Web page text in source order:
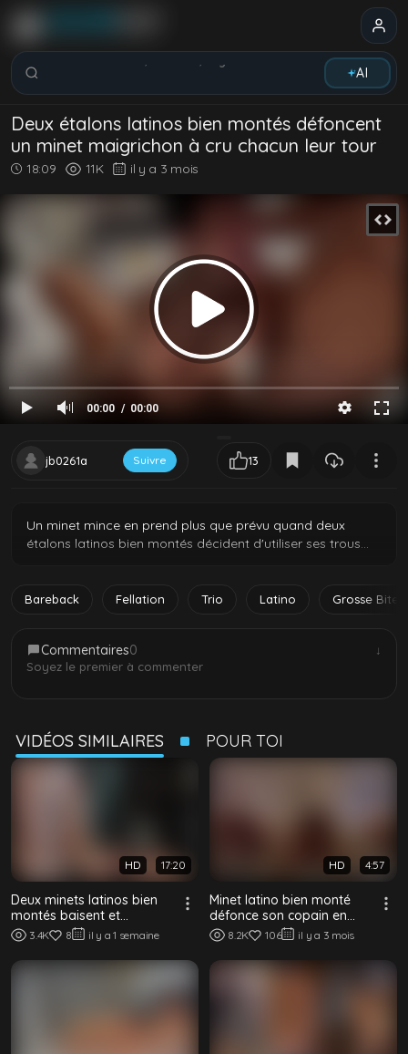
Rechercher vidéos, modèles, tags...
AI
Deux étalons latinos bien montés défoncent
un minet maigrichon à cru chacun leur tour
18:09 11K il y a 3 mois
00:00 00:00
jb0261a Suivre 13
Un minet mince en prend plus que prévu quand deux
étalons latinos bien montés décident d'utiliser ses trous
deux dans toutes les positions. Le petit passif gourmand
Bareback Fellation Trio Latino Grosse Bite
Commentaires0
Soyez le premier à commenter
↓
VIDÉOS SIMILAIRES POUR TOI
HD 17:20
Deux minets latinos bien
montés baisent et
remplissent leur bottom
lisse sans capote
3.4K 8 il y a 1 semaine
HD 4:57
Minet latino bien monté
défonce son copain en
levrette sans capote
8.2K 106 il y a 3 mois